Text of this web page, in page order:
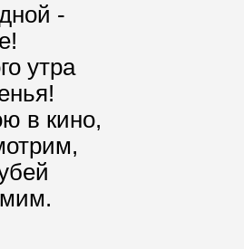
-
утра
в кино,